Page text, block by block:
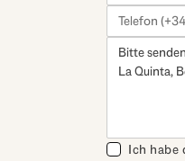
Ich habe